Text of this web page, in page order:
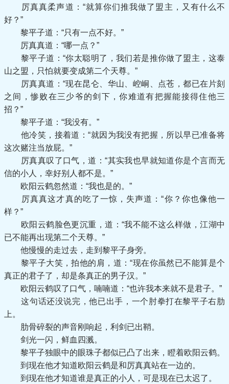
厉真真柔声道：“就算你们推我做了盟主，又有什么不
好？”
黎平子道：“只有一点不好。”
厉真真道：“哪一点？”
黎平子道：“你太聪明了，我们若是推你做了盟主，这泰
山之盟，只怕就要变成第二个天尊。”
厉真真道：“现在昆仑、华山、崆峒、点苍，都已在片刻
之间，惨败在三少爷的剑下，你难道有把握能接得住他三
招？”
黎平子道：“我没有。”
他冷笑，接着道：“就因为我没有把握，所以早已准备将
这次赌注当放屁。”
厉真真叹了口气，道：“其实我也早就知道你是个言而无
信的小人，幸好别人都不是。”
欧阳云鹤忽然道：“我也是的。”
厉真真这才真的吃了一惊，失声道：“你？你也像他一
样？”
欧阳云鹤脸色更沉重，道：“我不能不这么样做，江湖中
已不能再出现第二个天尊。”
他慢慢的走过去，走到黎平子身旁。
黎平子大笑，拍他的肩，道：“现在你虽然已不能算是个
真正的君子了，却是条真正的男子汉。”
欧阳云鹤叹了口气，喃喃道：“也许我本来就不是君子。”
这句话还没说完，他已出手，一个肘拳打在黎平子右肋
上。
肋骨碎裂的声音刚响起，利剑已出鞘。
剑光一闪，鲜血四溅。
黎平子独眼中的眼珠子都似已凸了出来，瞪着欧阳云鹤。
到现在他才知道欧阳云鹤是和厉真真站在一边的。
到现在他才知道谁是真正的小人，可是现在已太迟了。